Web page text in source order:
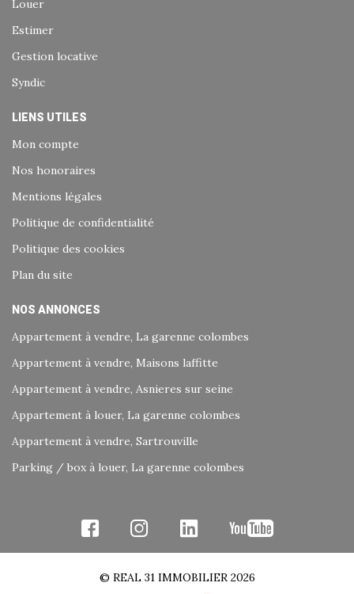
Louer
Estimer
Gestion locative
Syndic
LIENS UTILES
Mon compte
Nos honoraires
Mentions légales
Politique de confidentialité
Politique des cookies
Plan du site
NOS ANNONCES
Appartement à vendre, La garenne colombes
Appartement à vendre, Maisons laffitte
Appartement à vendre, Asnieres sur seine
Appartement à louer, La garenne colombes
Appartement à vendre, Sartrouville
Parking / box à louer, La garenne colombes
© REAL 31 IMMOBILIER 2026